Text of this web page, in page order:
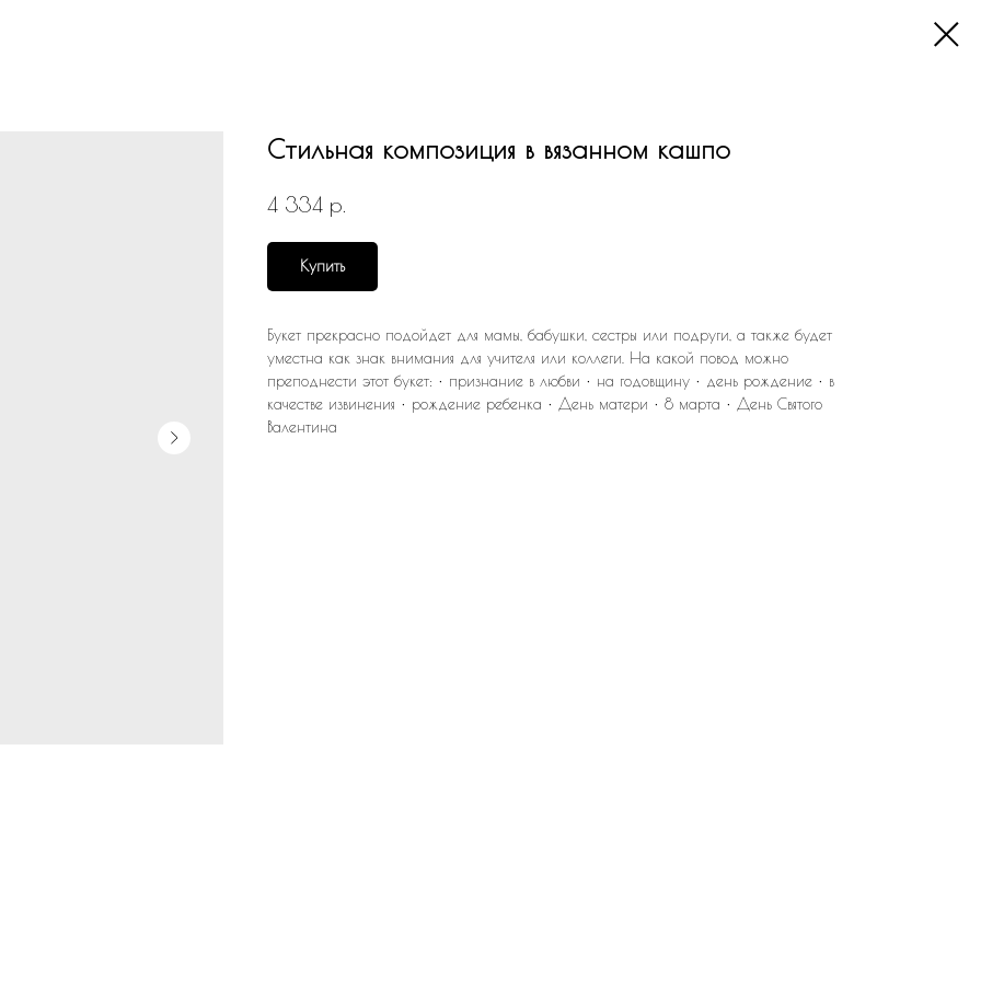
Стильная композиция в вязанном кашпо
4 334 р.
Купить
Букет прекрасно подойдет для мамы, бабушки, сестры или подруги, а также будет
уместна как знак внимания для учителя или коллеги. На какой повод можно
преподнести этот букет: • признание в любви • на годовщину • день рождение • в
качестве извинения • рождение ребенка • День матери • 8 марта • День Святого
Валентина